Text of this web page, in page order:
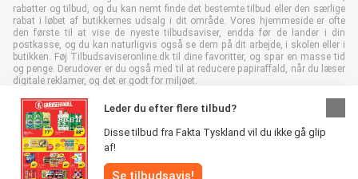
Leder du efter flere tilbud?
Disse tilbud fra Fakta Tyskland vil du ikke gå glip
af!
Se tilbudsavis!
rabatter og tilbud, og du kan nemt finde det bestemte tilbud eller den særlige
rabat i løbet af butikkernes udsalg i dit område. Vores hjemmeside er ofte
den første til at vise de nyeste tilbudsaviser, endda før de lander i din
postkasse, og du kan naturligvis også se dem på dit arbejde, i skolen eller i
butikken. Føj Tilbudsaviseronline.dk til dine favoritter, og spar en masse tid
og penge. Derudover er du også med til at reducere papiraffald, når du læser
digitale reklamer, og det er godt for miljøet.
Alle rettigheder forbeholdes © Tilbudsaviseronline.dk 2026 |
Ansvarsfraskrivelse |Vilkår og betingelser